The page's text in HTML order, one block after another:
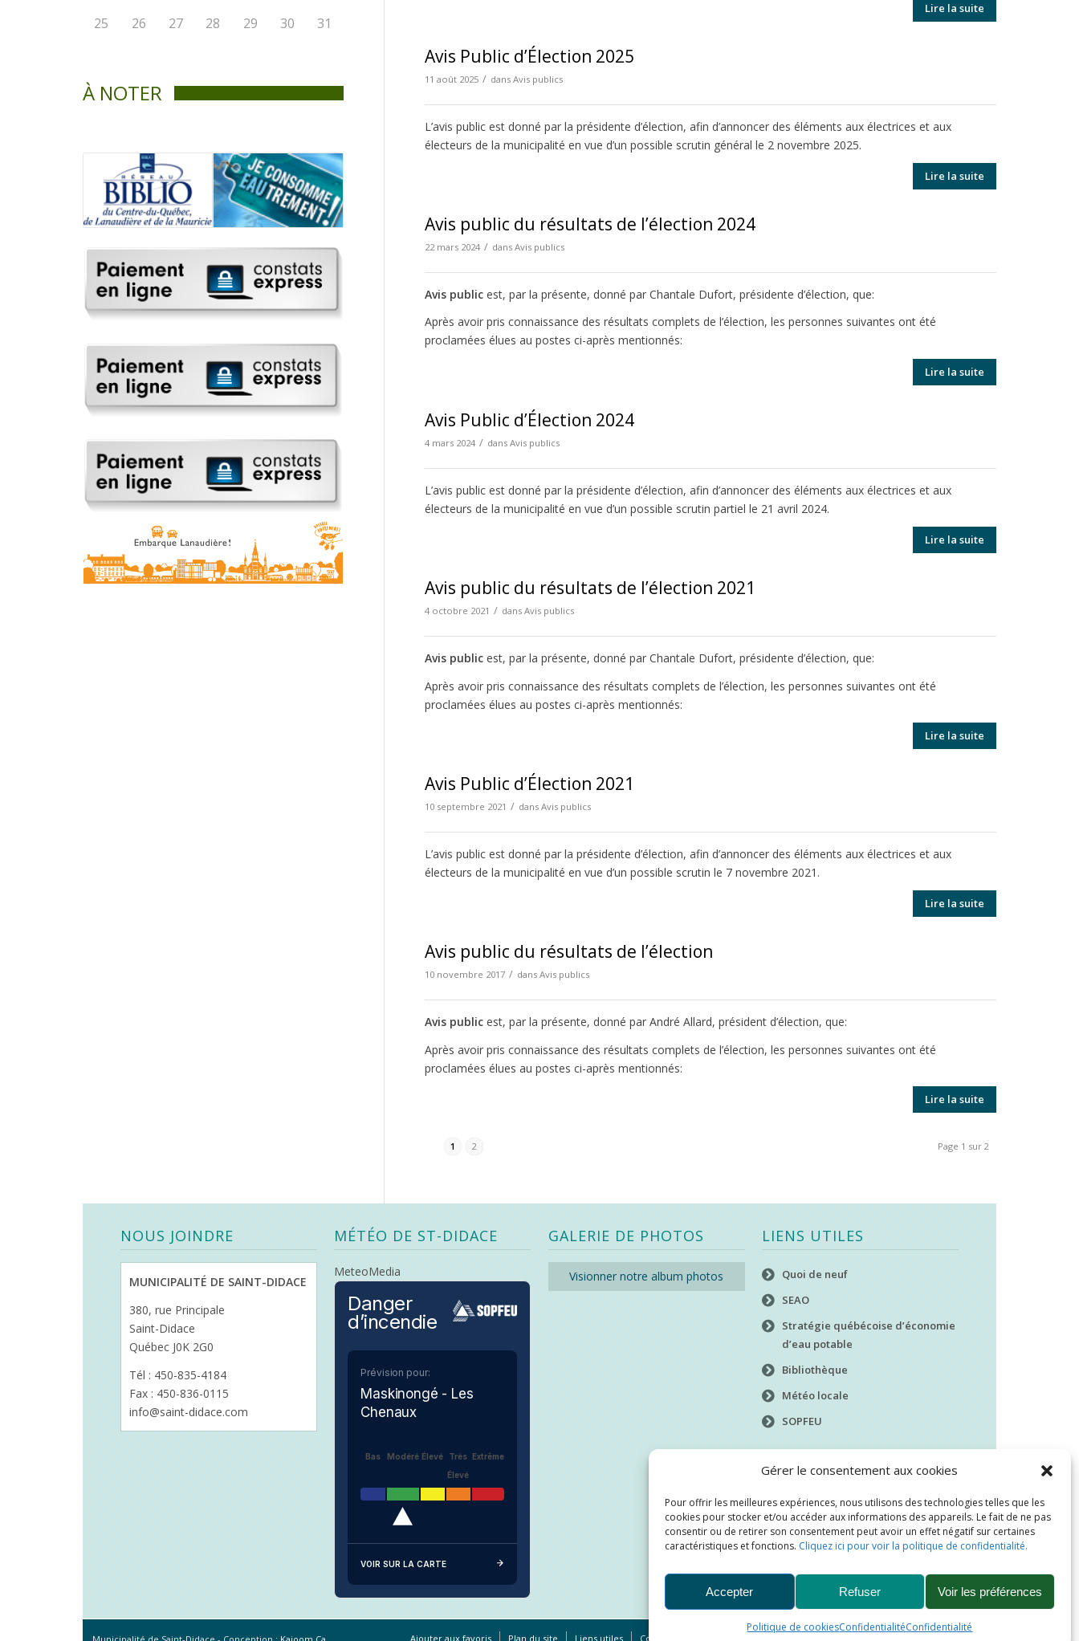
Gérer le consentement aux cookies
Pour offrir les meilleures expériences, nous utilisons des technologies telles que les
cookies pour stocker et/ou accéder aux informations des appareils. Le fait de ne pas
consentir ou de retirer son consentement peut avoir un effet négatif sur certaines
caractéristiques et fonctions. Cliquez ici pour voir la politique de confidentialité.
Accepter Refuser Voir les préférences
Politique de cookiesConfidentialitéConfidentialité
Lire la suite
Avis Public d’Élection 2025
11 août 2025 / dans Avis publics
L’avis public est donné par la présidente d’élection, afin d’annoncer des éléments aux électrices et aux
électeurs de la municipalité en vue d’un possible scrutin général le 2 novembre 2025.
Lire la suite
Avis public du résultats de l’élection 2024
22 mars 2024 / dans Avis publics
Avis publicest, par la présente, donné par Chantale Dufort, présidente d’élection, que:
Après avoir pris connaissance des résultats complets de l’élection, les personnes suivantes ont été
proclamées élues au postes ci-après mentionnés:
Lire la suite
Avis Public d’Élection 2024
4 mars 2024 / dans Avis publics
L’avis public est donné par la présidente d’élection, afin d’annoncer des éléments aux électrices et aux
électeurs de la municipalité en vue d’un possible scrutin partiel le 21 avril 2024.
Lire la suite
Avis public du résultats de l’élection 2021
4 octobre 2021 / dans Avis publics
Avis publicest, par la présente, donné par Chantale Dufort, présidente d’élection, que:
Après avoir pris connaissance des résultats complets de l’élection, les personnes suivantes ont été
proclamées élues au postes ci-après mentionnés:
Lire la suite
Avis Public d’Élection 2021
10 septembre 2021 / dans Avis publics
L’avis public est donné par la présidente d’élection, afin d’annoncer des éléments aux électrices et aux
électeurs de la municipalité en vue d’un possible scrutin le 7 novembre 2021.
Lire la suite
Avis public du résultats de l’élection
10 novembre 2017 / dans Avis publics
Avis publicest, par la présente, donné par André Allard, président d’élection, que:
Après avoir pris connaissance des résultats complets de l’élection, les personnes suivantes ont été
proclamées élues au postes ci-après mentionnés:
Lire la suite
Page 1 sur 2
1 2
25 26 27 28 29 30 31
À NOTER
NOUS JOINDRE
MUNICIPALITÉ DE SAINT-DIDACE
380, rue Principale
Saint-Didace
Québec J0K 2G0
Tél : 450-835-4184
Fax : 450-836-0115
info@saint-didace.com
MÉTÉO DE ST-DIDACE
MeteoMedia
Danger
d’incendie
Prévision pour:
Maskinongé - Les
Chenaux
Bas Modéré Élevé
Très
Élevé
Extrême
VOIR SUR LA CARTE
GALERIE DE PHOTOS
Visionner notre album photos
LIENS UTILES
Quoi de neuf
SEAO
Stratégie québécoise d’économie
d’eau potable
Bibliothèque
Météo locale
SOPFEU
Ajouter aux favoris Plan du site Liens utiles Conditions d’utilisation